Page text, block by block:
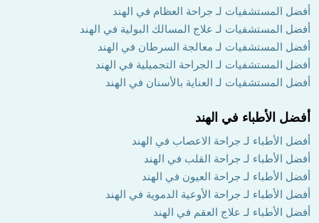
أفضل المستشفيات لـ جراحة العظام في الهند
أفضل المستشفيات لـ علاج المسالك البولية في الهند
أفضل المستشفيات لـ معالجة السرطان في الهند
أفضل المستشفيات لـ الجراحة التجميلية في الهند
أفضل المستشفيات لـ العناية بالأسنان في الهند
أفضل الأطباء في الهند
أفضل الأطباء لـ جراحة الاعصاب في الهند
أفضل الأطباء لـ جراحة القلب في الهند
أفضل الأطباء لـ جراحة العيون في الهند
أفضل الأطباء لـ جراحة الأوعية الدموية في الهند
أفضل الأطباء لـ علاج العقم في الهند